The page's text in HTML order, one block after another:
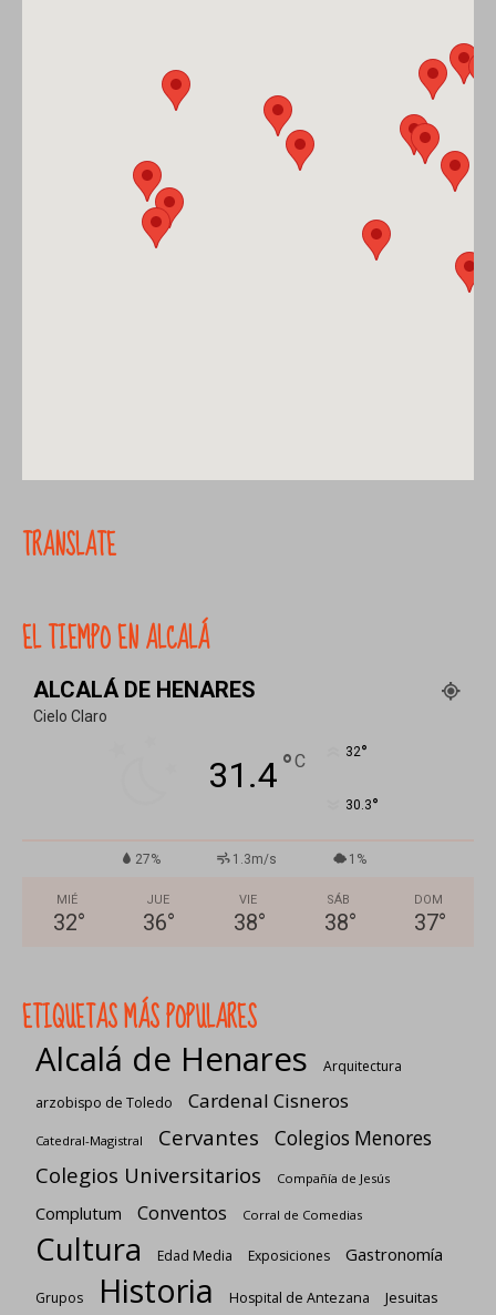
TRANSLATE
EL TIEMPO EN ALCALÁ
ALCALÁ DE HENARES
Cielo Claro
31.4°C 32°
30.3°
27% 1.3m/s 1%
MIÉ
32°
JUE
36°
VIE
38°
SÁB
38°
DOM
37°
ETIQUETAS MÁS POPULARES
Alcalá de Henares
Arquitectura
arzobispo de Toledo
Cardenal Cisneros
Catedral-Magistral Cervantes Colegios Menores
Colegios Universitarios Compañía de Jesús
Complutum Conventos Corral de Comedias
Cultura Edad Media Exposiciones Gastronomía
Grupos Historia Hospital de Antezana Jesuitas